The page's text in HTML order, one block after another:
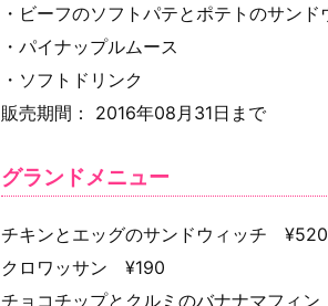
・ビーフのソフトパテとポテトのサンド
・パイナップルムース
・ソフトドリンク
販売期間： 2016年08月31日まで
グランドメニュー
チキンとエッグのサンドウィッチ ¥520
クロワッサン ¥190
チョコチップとクルミのバナナマフィ